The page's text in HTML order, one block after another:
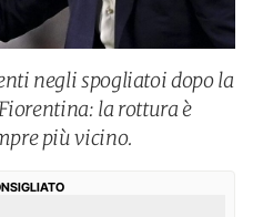
negli spogliatoi dopo la
la rottura è
più vicino.